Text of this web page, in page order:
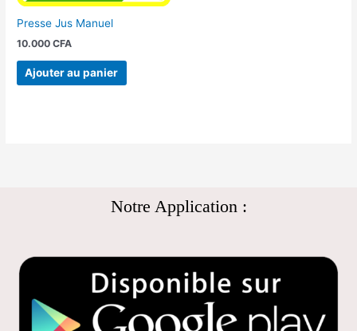
Presse Jus Manuel
10.000CFA
Ajouter au panier
Notre Application :